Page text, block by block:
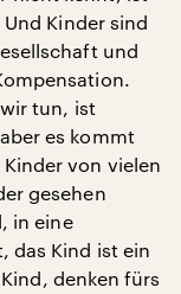
Kinder sind
und
tun, ist
es kommt
von vielen
gesehen
in eine
das Kind ist ein
denken fürs